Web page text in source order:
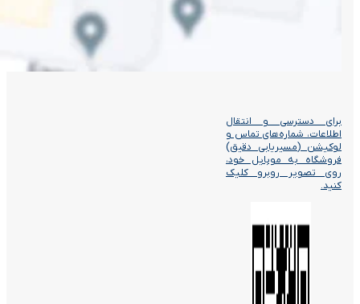
برای دسترسی و انتقال
اطلاعات، شماره‌های تماس و
لوکیشن (مسیریابی دقیق)
فروشگاه به موبایل خود،
روی تصویر روبرو کلیک
کنید.